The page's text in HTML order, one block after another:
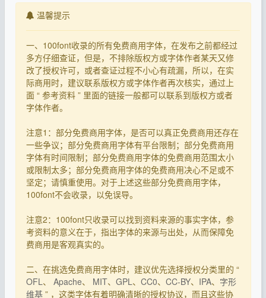
温馨提示
一、100font收录的所有免费商用字体，在发布之前都经过
多方仔细查证，但是，不排除版权方或字体作者某天又修
改了授权许可，或者查证过程不小心有疏漏，所以，在实
际商用时，建议联系版权方或字体作者再次核实，通过上
面 “ 参考资料 ” 里面的链接一般都可以联系到版权方或者
字体作者。
注意1：部分免费商用字体，是否可以真正免费商用还存在
一些争议；部分免费商用字体有平台限制；部分免费商用
字体有时间限制；部分免费商用字体的免费商用范围太小
或限制太多；部分免费商用字体的免费商用决心不足或不
坚定；请慎重使用。对于上述这些部分免费商用字体，
100font不会收录，以免误导。
注意2：100font只收录可以找到资料来源的事实字体，参
考资料的意义在于，指出字体的来源与出处，从而保障免
费商用是客观真实的。
二、在挑选免费商用字体时，建议优先选择授权分类里的 “
OFL、 Apache、 MIT、 GPL、 CC0、 CC-BY、 IPA、 字形
维基 ” ，这类字体有着明确清晰的授权协议，而且这些协